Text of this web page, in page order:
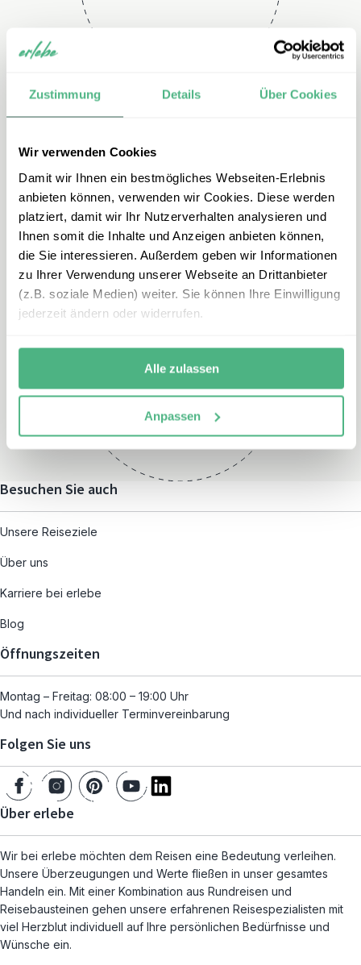
Zustimmung Details Über Cookies
Wir verwenden Cookies
Damit wir Ihnen ein bestmögliches Webseiten-Erlebnis
anbieten können, verwenden wir Cookies. Diese werden
platziert, damit wir Ihr Nutzerverhalten analysieren und
Ihnen somit die Inhalte und Anzeigen anbieten können,
die Sie interessieren. Außerdem geben wir Informationen
zu Ihrer Verwendung unserer Webseite an Drittanbieter
(z.B. soziale Medien) weiter. Sie können Ihre Einwilligung
jederzeit ändern oder widerrufen.
Alle zulassen
Anpassen
E-Mail
ecuador@erlebe.de
Montag – Freitag:
und nach individueller
Terminvereinbarung
Besuchen Sie auch
Unsere Reiseziele
Über uns
Karriere bei erlebe
Blog
Öffnungszeiten
Montag – Freitag: 08:00 – 19:00 Uhr
Und nach individueller Terminvereinbarung
Folgen Sie uns
Über erlebe
Wir bei erlebe möchten dem Reisen eine Bedeutung verleihen.
Unsere Überzeugungen und Werte fließen in unser gesamtes
Handeln ein. Mit einer Kombination aus Rundreisen und
Reisebausteinen gehen unsere erfahrenen Reisespezialisten mit
viel Herzblut individuell auf Ihre persönlichen Bedürfnisse und
Wünsche ein.